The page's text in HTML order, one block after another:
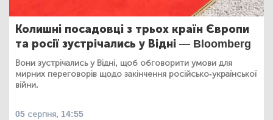
Колишні посадовці з трьох країн Європи
та росії зустрічались у Відні — Bloomberg
Вони зустрічались у Відні, щоб обговорити умови для
мирних переговорів щодо закінчення російсько-української
війни.
05 серпня, 14:55